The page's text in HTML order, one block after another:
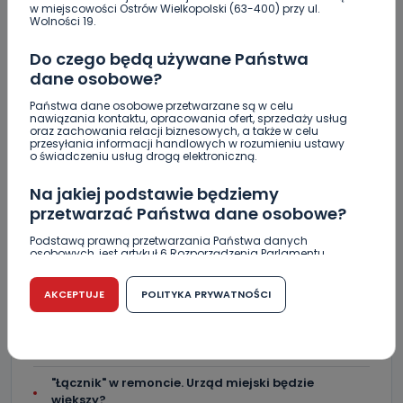
w miejscowości Ostrów Wielkopolski (63-400) przy ul.
Wolności 19.
Do czego będą używane Państwa
dane osobowe?
Państwa dane osobowe przetwarzane są w celu
nawiązania kontaktu, opracowania ofert, sprzedaży usług
oraz zachowania relacji biznesowych, a także w celu
przesyłania informacji handlowych w rozumieniu ustawy
o świadczeniu usług drogą elektroniczną.
Na jakiej podstawie będziemy
przetwarzać Państwa dane osobowe?
Podstawą prawną przetwarzania Państwa danych
osobowych, jest artykuł 6 Rozporządzenia Parlamentu
r. w sprawie ochrony osób fizycznych w związku z
przetwarzaniem danych osobowych w sprawie
swobodnego przepływu takich danych oraz uchylenia
dyrektywy 95/46/WE (RODO).
Czy jest możliwość cofnięcia zgody?
Podanie danych osobowych jest dobrowolne, nie jest
wymogiem ustawowym lub umownym oraz nie stanowi
AKCEPTUJE POLITYKA PRYWATNOŚCI
niego wyjść [FOTO]
motocyklem
Uważaj na oszustwo! Przychodzą maile z
fałszywego e-Urzędu Skarbowego
Jak wybrać prostownicę do włosów puszących się i
elektryzujących?
Jakość wody wróciła (prawie) do normy. Jest
komunikat sanepidu
Zatrzymany w Sośniach. Za połamane tablice
Nowe ustalenia w sprawie OZC. Kto spełnił warunki
przetargu, a kto próbował wrócić do gry?
"Łącznik" w remoncie. Urząd miejski będzie